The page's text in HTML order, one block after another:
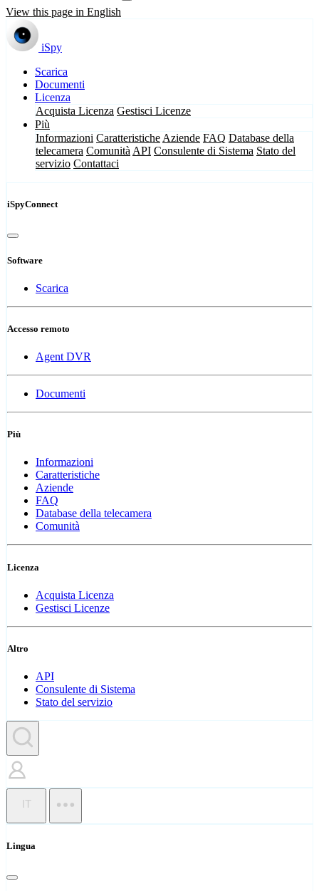
View this page in English
iSpy
Scarica
Documenti
Licenza
Acquista Licenza Gestisci Licenze
Più
Informazioni Caratteristiche Aziende FAQ Database della
telecamera Comunità API Consulente di Sistema Stato del
servizio Contattaci
iSpyConnect
Software
Scarica
Accesso remoto
Agent DVR
Documenti
Più
Informazioni
Caratteristiche
Aziende
FAQ
Database della telecamera
Comunità
Licenza
Acquista Licenza
Gestisci Licenze
Altro
API
Consulente di Sistema
Stato del servizio
IT
Lingua